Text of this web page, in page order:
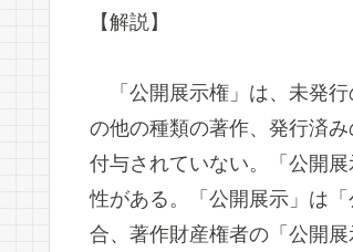
【解説】
「公開展示権」は、未発行
の他の種類の著作、発行済
付与されていない。「公開
性がある。「公開展示」は
合、著作財産権者の「公開